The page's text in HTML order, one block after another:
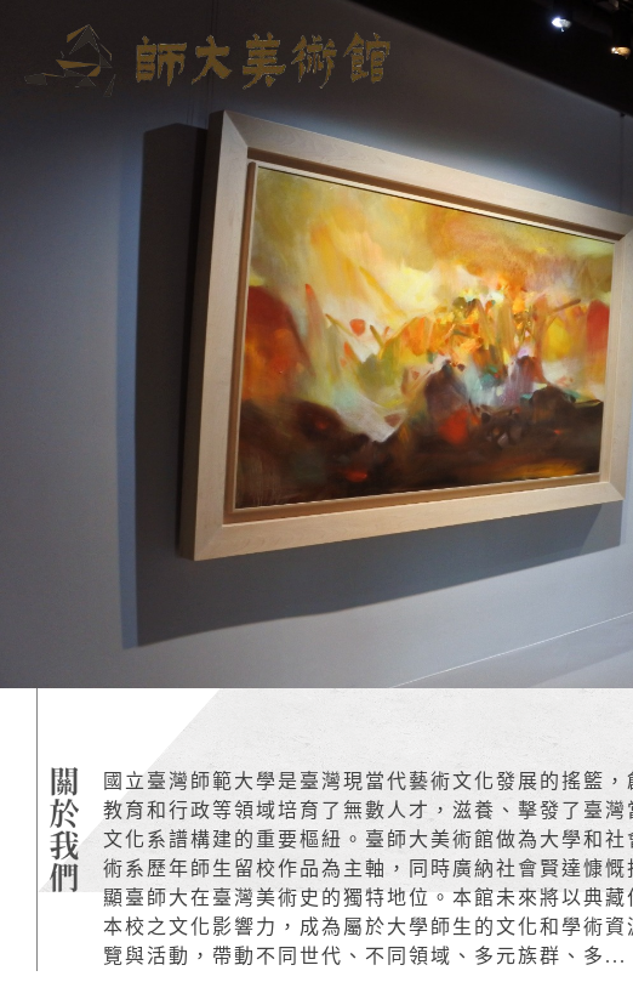
國立臺灣師範大學是臺灣現當代藝術文化發展的搖籃
教育和行政等領域培育了無數人才，滋養、擊發了臺
文化系譜構建的重要樞紐。臺師大美術館做為大學和
術系歷年師生留校作品為主軸，同時廣納社會賢達慷
顯臺師大在臺灣美術史的獨特地位。本館未來將以典
本校之文化影響力，成為屬於大學師生的文化和學術
覽與活動，帶動不同世代、不同領域、多元族群、多...